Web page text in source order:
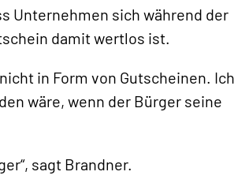
Unternehmen sich während der
damit wertlos ist.
in Form von Gutscheinen. Ich
wäre, wenn der Bürger seine
sagt Brandner.